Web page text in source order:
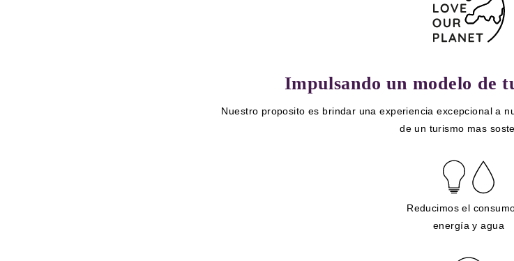
Impulsando un modelo de
Nuestro proposito es brindar una experiencia excepcional a
de un turismo mas
Reducimos el
energía y agua